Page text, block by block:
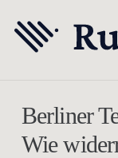
Berliner
Wie